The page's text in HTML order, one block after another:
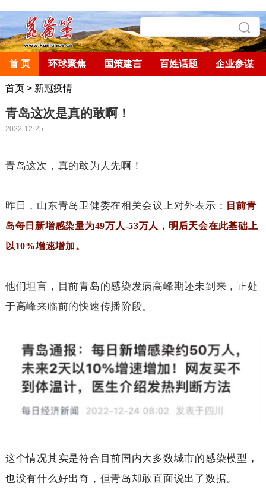
首 页 环球聚焦 国策建言 百姓话题 企业参谋
首页> 新冠疫情
青岛这次是真的敢啊！
2022-12-25
青岛这次，真的敢为人先啊！
昨日，山东青岛卫健委在相关会议上对外表示：
目前青
岛每日新增感染量为49万人-53万人，明后天会在此基础上
以10%增速增加。
他们坦言，目前青岛的感染发病高峰期还未到来，正处
于高峰来临前的快速传播阶段。
这个情况其实是符合目前国内大多数城市的感染模型，
也没有什么好出奇，但青岛却敢直面说出了数据。